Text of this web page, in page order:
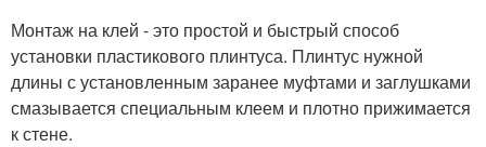
Монтаж на клей - это простой и быстрый способ
установки пластикового плинтуса. Плинтус нужной
длины с установленным заранее муфтами и заглушками
смазывается специальным клеем и плотно прижимается
к стене.